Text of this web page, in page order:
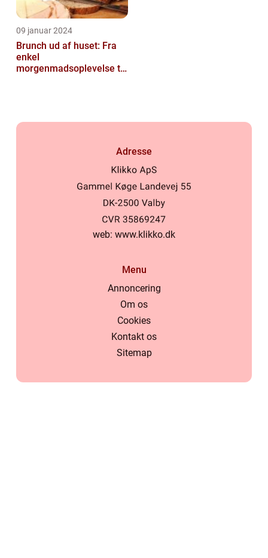
09 januar 2024
Brunch ud af huset: Fra
enkel
morgenmadsoplevelse til
Adresse
web: www.klikko.dk
Menu
Annoncering
Om os
Cookies
Kontakt os
Sitemap